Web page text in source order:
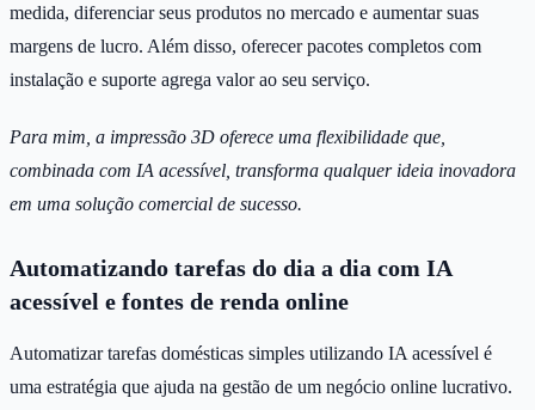
medida, diferenciar seus produtos no mercado e aumentar suas
margens de lucro. Além disso, oferecer pacotes completos com
instalação e suporte agrega valor ao seu serviço.
Para mim, a impressão 3D oferece uma flexibilidade que,
combinada com IA acessível, transforma qualquer ideia inovadora
em uma solução comercial de sucesso.
Automatizando tarefas do dia a dia com IA
acessível e fontes de renda online
Automatizar tarefas domésticas simples utilizando IA acessível é
uma estratégia que ajuda na gestão de um negócio online lucrativo.